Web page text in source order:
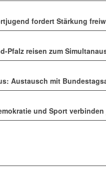
fordert Stärkung
Pfalz reisen zum
Austausch mit
und Sport